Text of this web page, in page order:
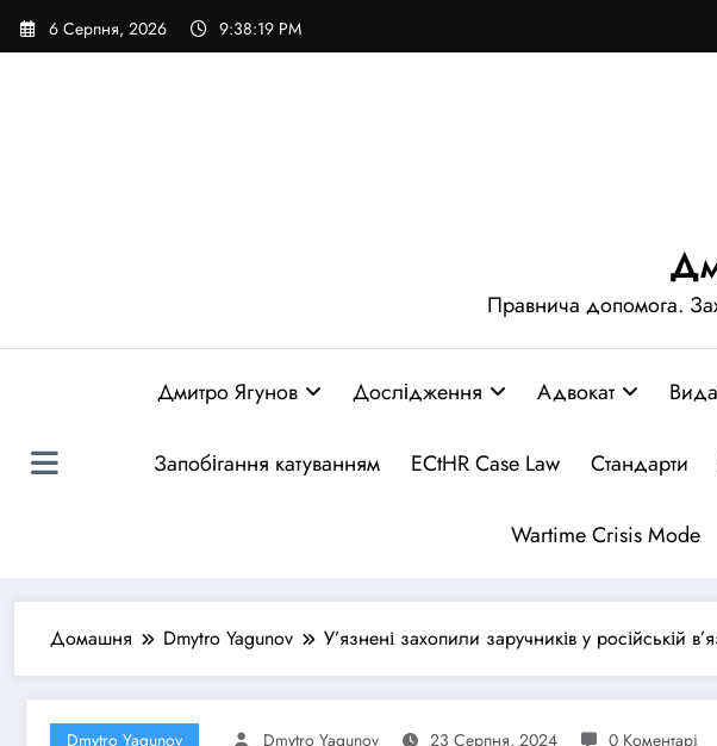
Перейти
до
6 Серпня, 2026 9:38:20 PM
Правнича допомога.
Дмитро Ягунов Дослідження Адвокат
Запобігання катуванням ECtHR Case Law Стандарти
Wartime Crisis Mode
Домашня Dmytro Yagunov У’язнені захопили заручників у російській
Dmytro Yagunov Dmytro Yagunov 23 Серпня, 2024 0 Коментарі